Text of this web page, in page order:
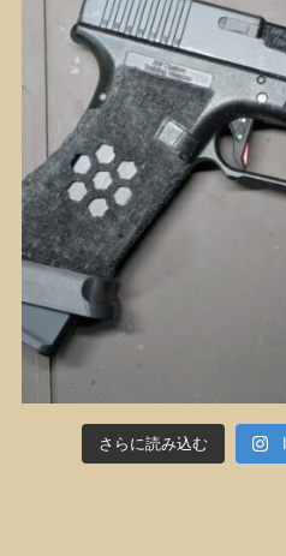
さらに読み込む